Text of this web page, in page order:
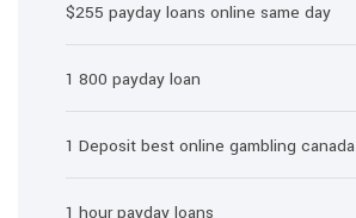
$255 payday loans online same day
1 800 payday loan
1 Deposit best online gambling canada
1 hour payday loans